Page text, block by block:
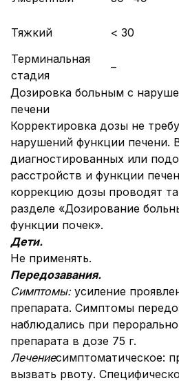
Тяжкий
< 30
Терминальная
стадия
–
Дозировка больным с
печени
Корректировка дозы не
нарушений функции печени.
диагностированных или
расстройств и функции
коррекцию дозы проводят
разделе «Дозирование
функции почек».
Дети.
Не применять.
Передозавания.
Симптомы: усиление
препарата. Симптомы
наблюдались при
препарата в дозе 75 г.
Лечениесимптоматическое:
вызвать рвоту.